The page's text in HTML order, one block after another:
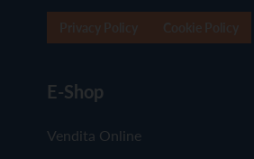
E-Shop
Vendita Online